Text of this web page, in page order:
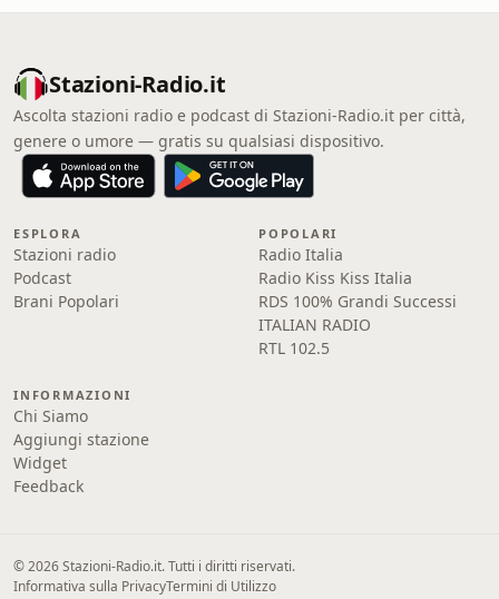
Stazioni-Radio.it
Ascolta stazioni radio e podcast di Stazioni-Radio.it per città,
genere o umore — gratis su qualsiasi dispositivo.
ESPLORA
Stazioni radio
Podcast
Brani Popolari
POPOLARI
Radio Italia
Radio Kiss Kiss Italia
RDS 100% Grandi Successi
ITALIAN RADIO
RTL 102.5
INFORMAZIONI
Chi Siamo
Aggiungi stazione
Widget
Feedback
© 2026 Stazioni-Radio.it. Tutti i diritti riservati.
Informativa sulla PrivacyTermini di Utilizzo